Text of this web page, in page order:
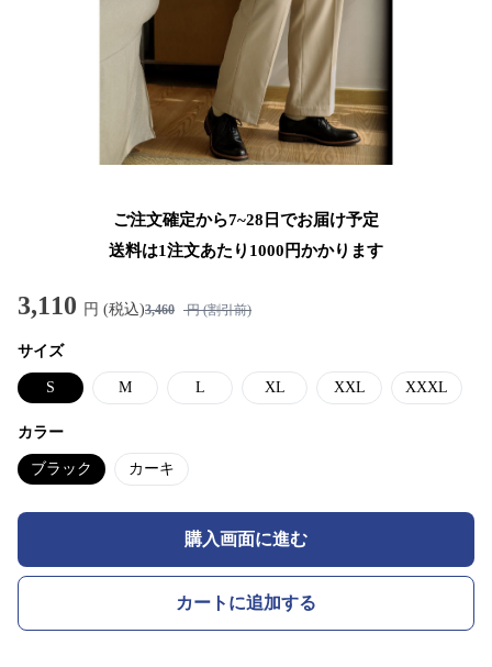
ご注文確定から7~28日でお届け予定
送料は1注文あたり 1000 円かかります
3,110 円 (税込)3,460 円 (割引前)
サイズ
S M L XL XXL XXXL
カラー
ブラック カーキ
購入画面に進む
カートに追加する